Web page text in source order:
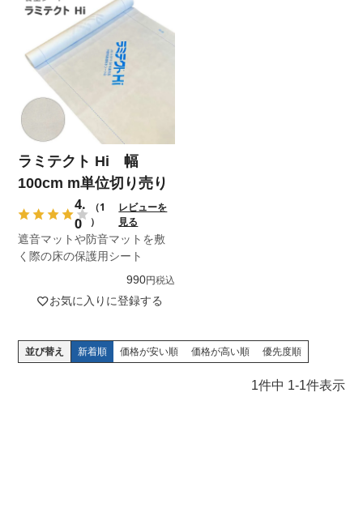
遮音マットや防音マットを敷
く際の床の保護用シート
ラミテクト Hi 幅
100cm m単位切り売り
4.
0
（1
）
レビューを
見る
990 税込
お気に入りに登録する
並び替え 新着順 価格が安い順 価格が高い順 優先度順
1件中 1-1件表示